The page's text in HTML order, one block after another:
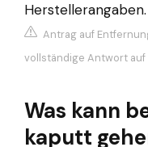
Herstellerangaben.
Antrag auf
vollständige Antwort auf
Was kann
kaputt